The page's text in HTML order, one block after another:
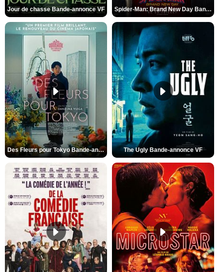
Jour de chasse Bande-annonce VF Spider-Man: Brand New Day Bande-annonce (3) VO STFR
Des Fleurs pour Tokyo Bande-annonce VO STFR The Ugly Bande-annonce VF